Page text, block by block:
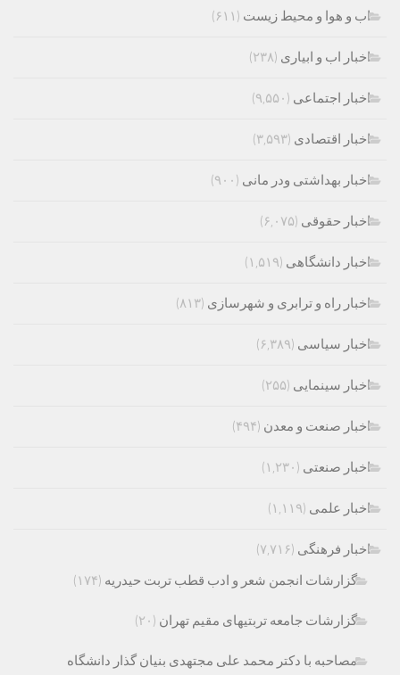
اب و هوا و محیط زیست (۶۱۱)
اخبار اب و ابیاری (۲۳۸)
اخبار اجتماعی (۹,۵۵۰)
اخبار اقتصادی (۳,۵۹۳)
اخبار بهداشتی ودر مانی (۹۰۰)
اخبار حقوقی (۶,۰۷۵)
اخبار دانشگاهی (۱,۵۱۹)
اخبار راه و ترابری و شهرسازی (۸۱۳)
اخبار سیاسی (۶,۳۸۹)
اخبار سینمایی (۲۵۵)
اخبار صنعت و معدن (۴۹۴)
اخبار صنعتی (۱,۲۳۰)
اخبار علمی (۱,۱۱۹)
اخبار فرهنگی (۷,۷۱۶)
گزارشات انجمن شعر و ادب قطب تربت حیدریه (۱۷۴)
گزارشات جامعه تربتیهای مقیم تهران (۲۰)
مصاحبه با دکتر محمد علی مجتهدی بنیان گذار دانشگاه